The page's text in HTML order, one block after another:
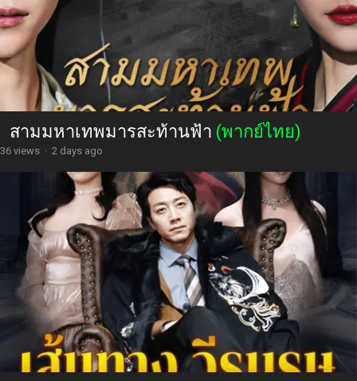
สามมหาเทพมารสะท้านฟ้า (พากย์ไทย)
36 views · 2 days ago